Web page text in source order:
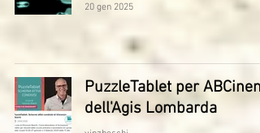
20 gen 2025
PuzzleTablet per
dell'Agis Lombarda